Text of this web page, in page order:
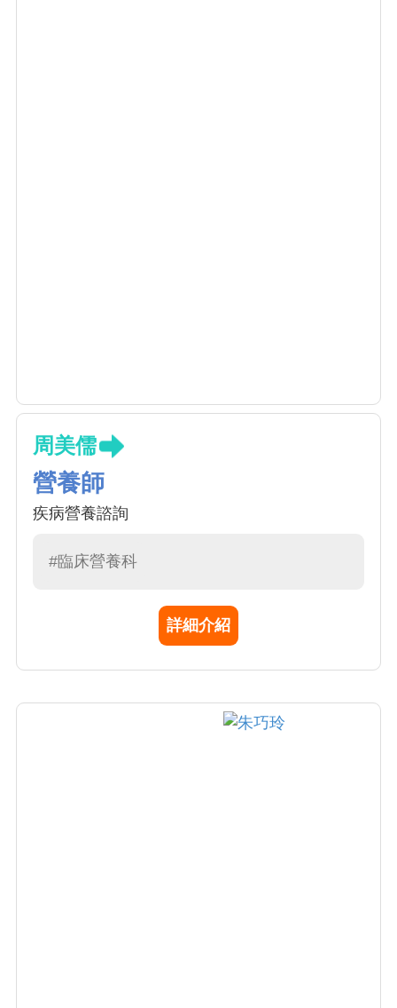
周美儒
營養師
疾病營養諮詢
#臨床營養科
詳細介紹